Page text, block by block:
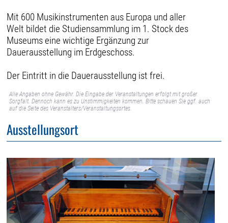
Mit 600 Musikinstrumenten aus Europa und aller
Welt bildet die Studiensammlung im 1. Stock des
Museums eine wichtige Ergänzung zur
Dauerausstellung im Erdgeschoss.
Der Eintritt in die Dauerausstellung ist frei.
Alle Angaben ohne Gewähr. Die Eingabe der Veranstaltungen erfolgt mit großer
Sorgfalt. Dennoch kann es zu Unstimmigkeiten kommen. Bitte schauen Sie ggf. auch
auf die Seite des Veranstalters/Veranstaltungsortes.
Ausstellungsort